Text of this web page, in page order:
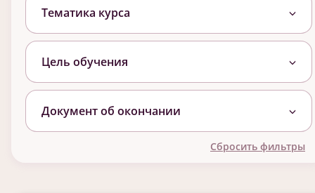
Тематика курса
Цель обучения
Документ об окончании
Сбросить фильтры